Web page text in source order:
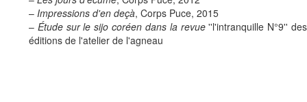
– Impressions d'en deçà, Corps Puce, 2015
– Étude sur le sijo coréen dans la revue''l'intranquille N°9'' des
éditions de l'atelier de l'agneau